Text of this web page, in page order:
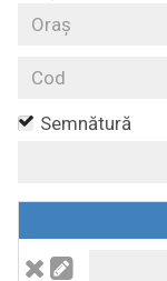
Semnătură